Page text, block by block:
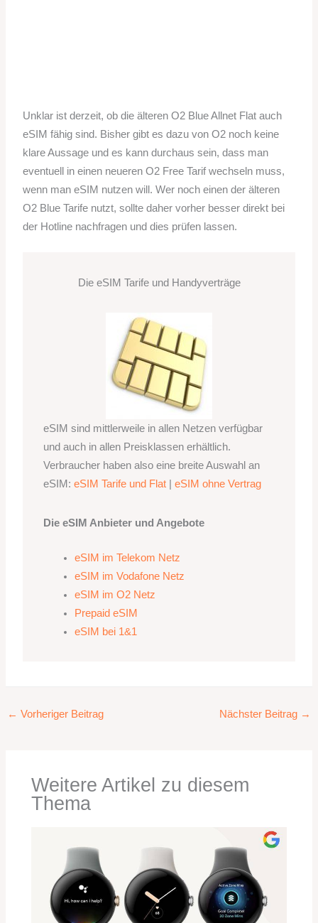
Unklar ist derzeit, ob die älteren O2 Blue Allnet Flat auch
eSIM fähig sind. Bisher gibt es dazu von O2 noch keine
klare Aussage und es kann durchaus sein, dass man
eventuell in einen neueren O2 Free Tarif wechseln muss,
wenn man eSIM nutzen will. Wer noch einen der älteren
O2 Blue Tarife nutzt, sollte daher vorher besser direkt bei
der Hotline nachfragen und dies prüfen lassen.
Die eSIM Tarife und Handyverträge
eSIM sind mittlerweile in allen Netzen verfügbar
und auch in allen Preisklassen erhältlich.
Verbraucher haben also eine breite Auswahl an
eSIM:eSIM Tarife und Flat |eSIM ohne Vertrag
Die eSIM Anbieter und Angebote
eSIM im Telekom Netz
eSIM im Vodafone Netz
eSIM im O2 Netz
Prepaid eSIM
eSIM bei 1&1
← Vorheriger Beitrag Nächster Beitrag →
Weitere Artikel zu diesem
Thema